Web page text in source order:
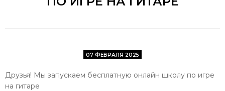
07 ФЕВРАЛЯ 2025
Друзья! Мы запускаем бесплатную онлайн школу по игре
на гитаре